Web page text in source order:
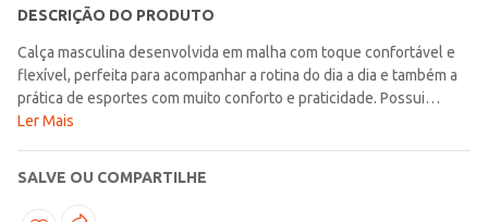
DESCRIÇÃO DO PRODUTO
Calça masculina desenvolvida em malha com toque confortável e
flexível, perfeita para acompanhar a rotina do dia a dia e também a
prática de esportes com muito conforto e praticidade. Possui
modelagem reta, cós elástico, acabamentos simples e bolsos
elastano proporciona melhor ajuste ao corpo e mais conforto para
diferentes atividades. Uma opção versátil e moderna, ideal para
Ler Mais
SALVE OU COMPARTILHE